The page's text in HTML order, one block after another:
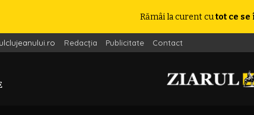
Rămâi la curent cutot ce
Redacția Publicitate Contact